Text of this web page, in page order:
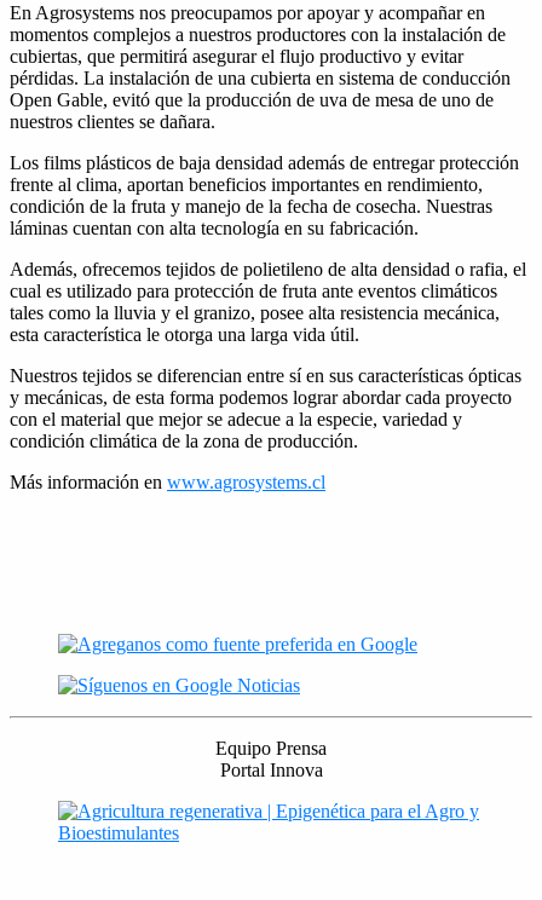
En Agrosystems nos preocupamos por apoyar y acompañar en
momentos complejos a nuestros productores con la instalación de
cubiertas, que permitirá asegurar el flujo productivo y evitar
pérdidas. La instalación de una cubierta en sistema de conducción
Open Gable, evitó que la producción de uva de mesa de uno de
nuestros clientes se dañara.
Los films plásticos de baja densidad además de entregar protección
frente al clima, aportan beneficios importantes en rendimiento,
condición de la fruta y manejo de la fecha de cosecha. Nuestras
láminas cuentan con alta tecnología en su fabricación.
Además, ofrecemos tejidos de polietileno de alta densidad o rafia, el
cual es utilizado para protección de fruta ante eventos climáticos
tales como la lluvia y el granizo, posee alta resistencia mecánica,
esta característica le otorga una larga vida útil.
Nuestros tejidos se diferencian entre sí en sus características ópticas
y mecánicas, de esta forma podemos lograr abordar cada proyecto
con el material que mejor se adecue a la especie, variedad y
condición climática de la zona de producción.
Más información en www.agrosystems.cl
Equipo Prensa
Portal Innova